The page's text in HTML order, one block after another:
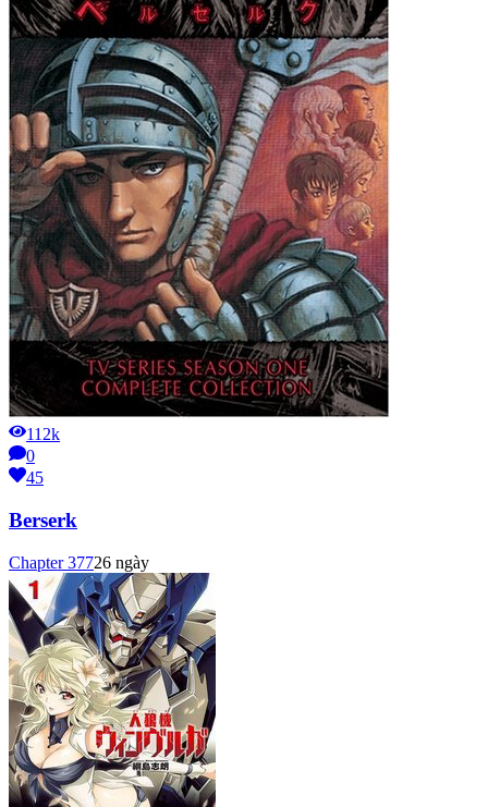
112k
0
45
Berserk
Chapter37726 ngày